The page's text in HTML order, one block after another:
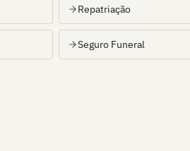
Repatriação
Seguro Funeral